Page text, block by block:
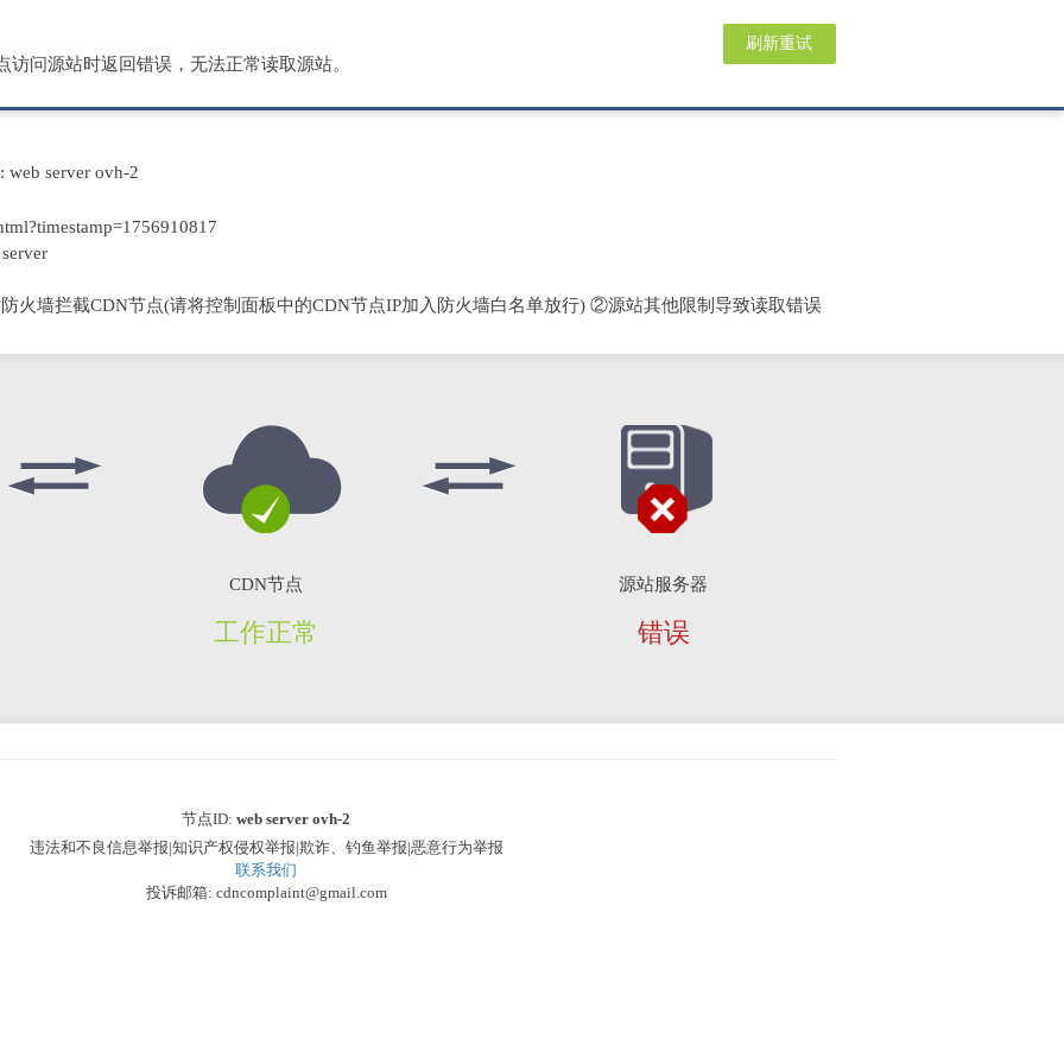
刷新重试
访问源站时返回错误，无法正常读取源站。
web server ovh-2
火墙拦截CDN节点(请将控制面板中的CDN节点IP加入防火墙白名单放行) ②源站其他限制导致读取错误
CDN节点
工作正常
源站服务器
错误
节点ID: web server ovh-2
违法和不良信息举报|知识产权侵权举报|欺诈、钓鱼举报|恶意行为举报
联系我们
投诉邮箱: cdncomplaint@gmail.com